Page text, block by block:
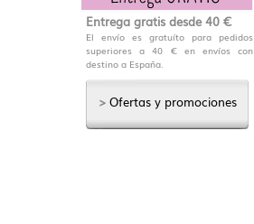
Entrega gratis desde 40 €
El envío es gratuíto para pedidos
superiores a 40 € en envíos con
destino a España.
> Ofertas y promociones